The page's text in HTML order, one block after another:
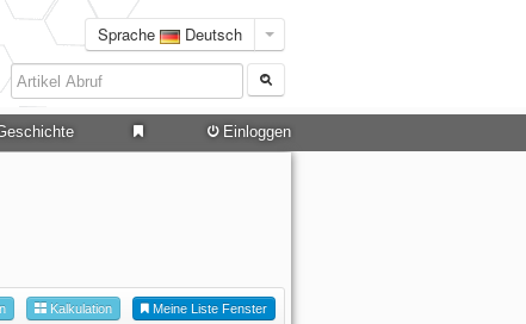
Sprache Deutsch
Einloggen
Meine Liste Fenster
Kalkulation